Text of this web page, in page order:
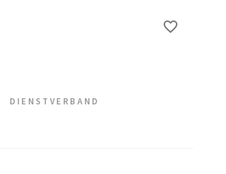
DIENSTVERBAND